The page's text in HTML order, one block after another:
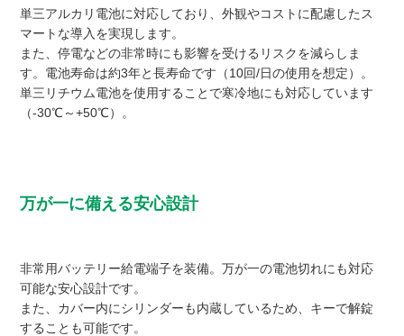
単三アルカリ電池に対応しており、外観やコストに配慮したス
マートな導入を実現します。
また、停電などの非常時にも影響を受けるリスクを減らしま
す。電池寿命は約3年と長寿命です（10回/日の使用を想定）。
単三リチウム電池を使用することで寒冷地にも対応しています
（-30℃～+50℃）。
万が一に備える安心設計
非常用バッテリー給電端子を装備。万が一の電池切れにも対応
可能な安心設計です。
また、カバー内にシリンダーも内蔵しているため、キーで解錠
することも可能です。